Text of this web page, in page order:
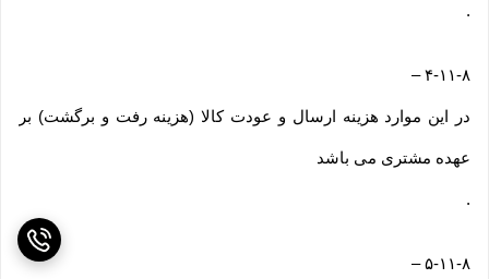
.
۴-۱۱-۸–
در این موارد هزینه ارسال و عودت کالا (هزینه رفت و برگشت) بر
عهده مشتری می باشد
.
۵-۱۱-۸–